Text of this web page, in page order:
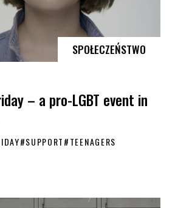
SPOŁECZEŃSTWO
– a pro-LGBT event in
#SUPPORT#TEENAGERS